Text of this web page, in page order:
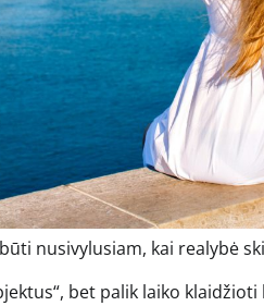
nusivylusiam, kai realybė
bet palik laiko